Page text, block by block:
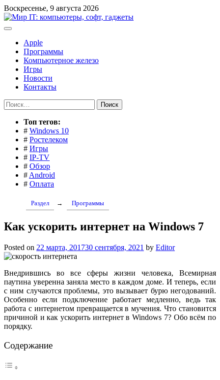
Перейти
к
содержимому
Воскресенье, 9 августа 2026
Apple
Программы
Компьютерное железо
Игры
Новости
Контакты
Найти:
Toп тегов:
# Windows 10
# Ростелеком
# Игры
# IP-TV
# Обзор
# Android
# Оплата
Раздел → Программы
Как ускорить интернет на Windows 7
Posted on 22 марта, 201730 сентября, 2021 by Editor
Внедрившись во все сферы жизни человека, Всемирная
паутина уверенна заняла место в каждом доме. И теперь, если
с ним случаются проблемы, это вызывает бурю негодований.
Особенно если подключение работает медленно, ведь так
работа с интернетом превращается в мучения. Что становится
причиной и как ускорить интернет в Windows 7? Обо всём по
порядку.
Содержание